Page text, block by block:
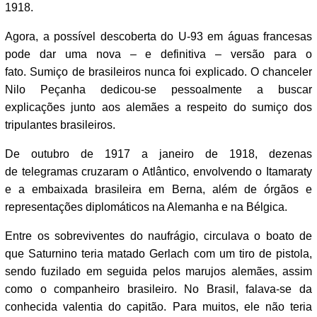
1918.
Agora, a possível descoberta do U-93 em águas francesas
pode dar uma nova – e definitiva – versão para o
fato. Sumiço de brasileiros nunca foi explicado. O chanceler
Nilo Peçanha dedicou-se pessoalmente a buscar
explicações junto aos alemães a respeito do sumiço dos
tripulantes brasileiros.
De outubro de 1917 a janeiro de 1918, dezenas
de telegramas cruzaram o Atlântico, envolvendo o Itamaraty
e a embaixada brasileira em Berna, além de órgãos e
representações diplomáticos na Alemanha e na Bélgica.
Entre os sobreviventes do naufrágio, circulava o boato de
que Saturnino teria matado Gerlach com um tiro de pistola,
sendo fuzilado em seguida pelos marujos alemães, assim
como o companheiro brasileiro. No Brasil, falava-se da
conhecida valentia do capitão. Para muitos, ele não teria